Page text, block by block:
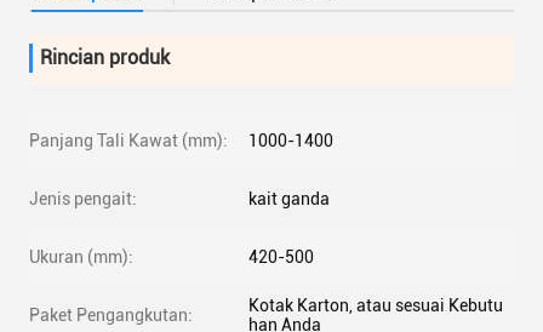
Rincian produk
Panjang Tali Kawat (mm): 1000-1400
Jenis pengait: kait ganda
Ukuran (mm): 420-500
Paket Pengangkutan:
Kotak Karton, atau sesuai Kebutu
han Anda